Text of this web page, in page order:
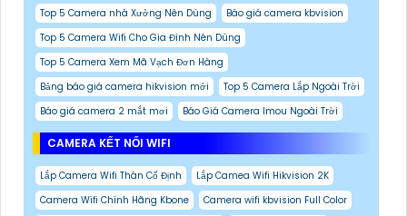
Top 5 Camera nhà Xưởng Nên Dùng
Báo giá camera kbvision
Top 5 Camera Wifi Cho Gia Đình Nên Dùng
Top 5 Camera Xem Mã Vạch Đơn Hàng
Bảng báo giá camera hikvision mới
Top 5 Camera Lắp Ngoài Trời
Báo giá camera 2 mắt mơi
Báo Giá Camera Imou Ngoài Trời
CAMERA KẾT NỐI WIFI
Lắp Camera Wifi Thân Cố Định
Lắp Camea Wifi Hikvision 2K
Camera Wifi Chính Hãng Kbone
Camera wifi kbvision Full Color